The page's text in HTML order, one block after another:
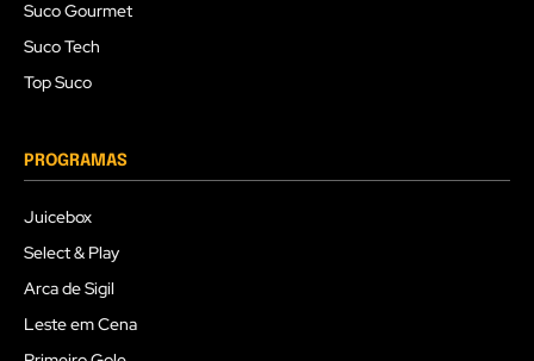
Suco Gourmet
Suco Tech
Top Suco
PROGRAMAS
Juicebox
Select & Play
Arca de Sigil
Leste em Cena